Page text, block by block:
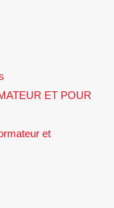
ET POUR
et